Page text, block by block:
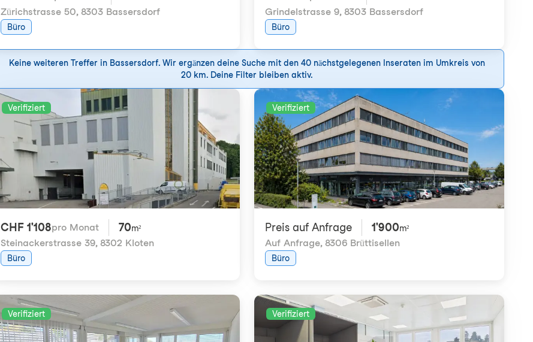
Zürichstrasse 50, 8303 Bassersdorf
Büro
Grindelstrasse 9, 8303 Bassersdorf
Büro
Keine weiteren Treffer in Bassersdorf. Wir ergänzen deine Suche mit den 40 nächstgelegenen Inseraten im Umkreis von
20 km. Deine Filter bleiben aktiv.
Verifiziert
CHF 1'108pro Monat 70m²
Steinackerstrasse 39, 8302 Kloten
Büro
Verifiziert
Preis auf Anfrage 1'900m²
Auf Anfrage, 8306 Brüttisellen
Büro
Verifiziert Verifiziert